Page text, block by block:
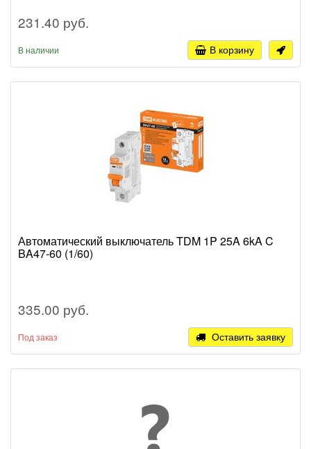
231.40 руб.
В наличии В корзину
Автоматический выключатель TDM 1P 25A 6kA C
BA47-60 (1/60)
335.00 руб.
Под заказ Оставить заявку